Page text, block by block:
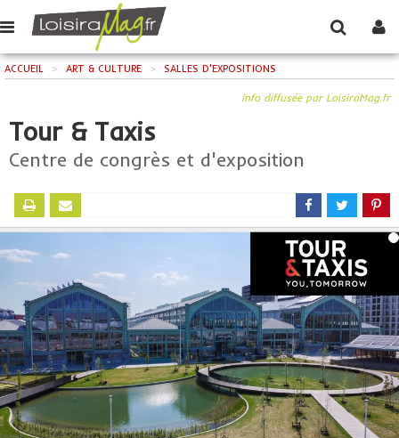
ACCUEIL > ART & CULTURE > SALLES D'EXPOSITIONS
info diffusée par LoisiraMag.fr
Tour & Taxis
Centre de congrès et d'exposition